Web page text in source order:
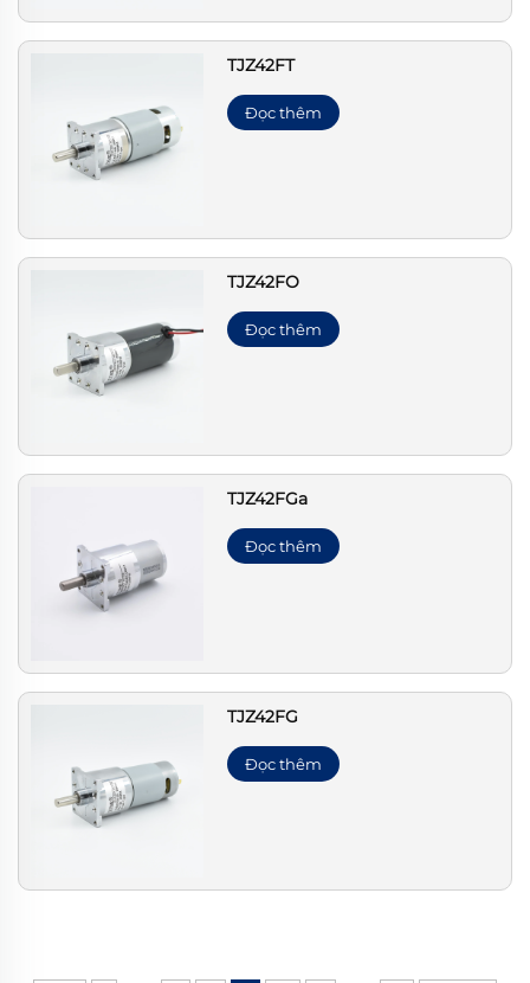
TJZ42FT
Đọc thêm
TJZ42FO
Đọc thêm
TJZ42FGa
Đọc thêm
TJZ42FG
Đọc thêm